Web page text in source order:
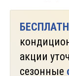
акции
сезонные